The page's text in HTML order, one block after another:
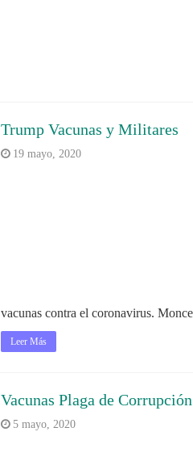
Trump Vacunas y Militares
19 mayo, 2020
vacunas contra el coronavirus.
Leer Más
Vacunas Plaga de Corrupción
5 mayo, 2020